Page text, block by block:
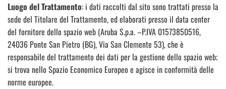
Luogo del Trattamento: i dati raccolti dal sito sono trattati presso la
sede del Titolare del Trattamento, ed elaborati presso il data center
del fornitore dello spazio web (Aruba S.p.a. –P.IVA 01573850516,
24036 Ponte San Pietro (BG), Via San Clemente 53), che è
responsabile del trattamento dei dati per la gestione dello spazio web;
si trova nello Spazio Economico Europeo e agisce in conformità delle
norme europee.